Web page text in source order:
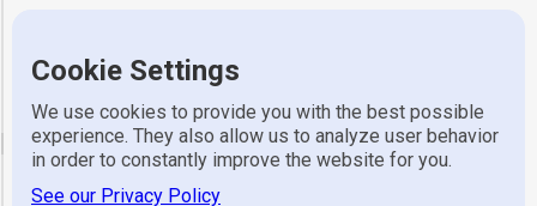
Cookie Settings
We use cookies to provide you with the best possible
experience. They also allow us to analyze user behavior
in order to constantly improve the website for you.
See our Privacy Policy
Adres
email
Algemeen